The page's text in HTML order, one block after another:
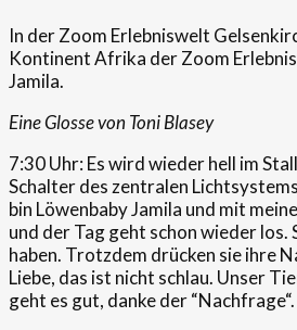
In der Zoom Erlebniswelt
Kontinent Afrika der Zoom
Jamila.
Eine Glosse von Toni Blasey
7:30 Uhr: Es wird wieder hell im
Schalter des zentralen
bin Löwenbaby Jamila und mit
und der Tag geht schon wieder los.
haben. Trotzdem drücken sie ihre
Liebe, das ist nicht schlau. Unser
geht es gut, danke der “Nachfrage“.